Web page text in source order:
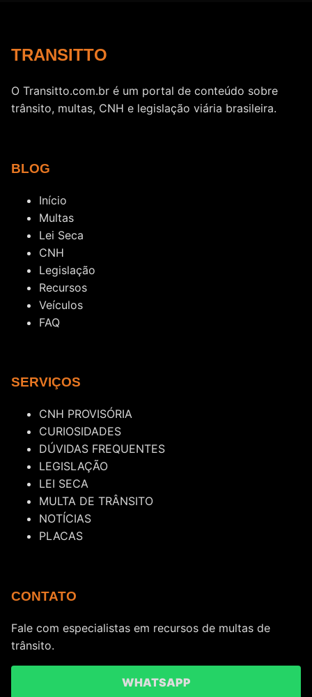
TRANSITTO
O Transitto.com.br é um portal de conteúdo sobre
trânsito, multas, CNH e legislação viária brasileira.
BLOG
Início
Multas
Lei Seca
CNH
Legislação
Recursos
Veículos
FAQ
SERVIÇOS
CNH PROVISÓRIA
CURIOSIDADES
DÚVIDAS FREQUENTES
LEGISLAÇÃO
LEI SECA
MULTA DE TRÂNSITO
NOTÍCIAS
PLACAS
CONTATO
Fale com especialistas em recursos de multas de
trânsito.
WHATSAPP